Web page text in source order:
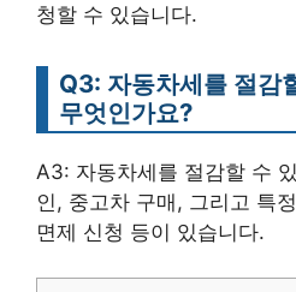
청할 수 있습니다.
Q3: 자동차세를 절감
무엇인가요?
A3: 자동차세를 절감할 수
인, 중고차 구매, 그리고 특
면제 신청 등이 있습니다.